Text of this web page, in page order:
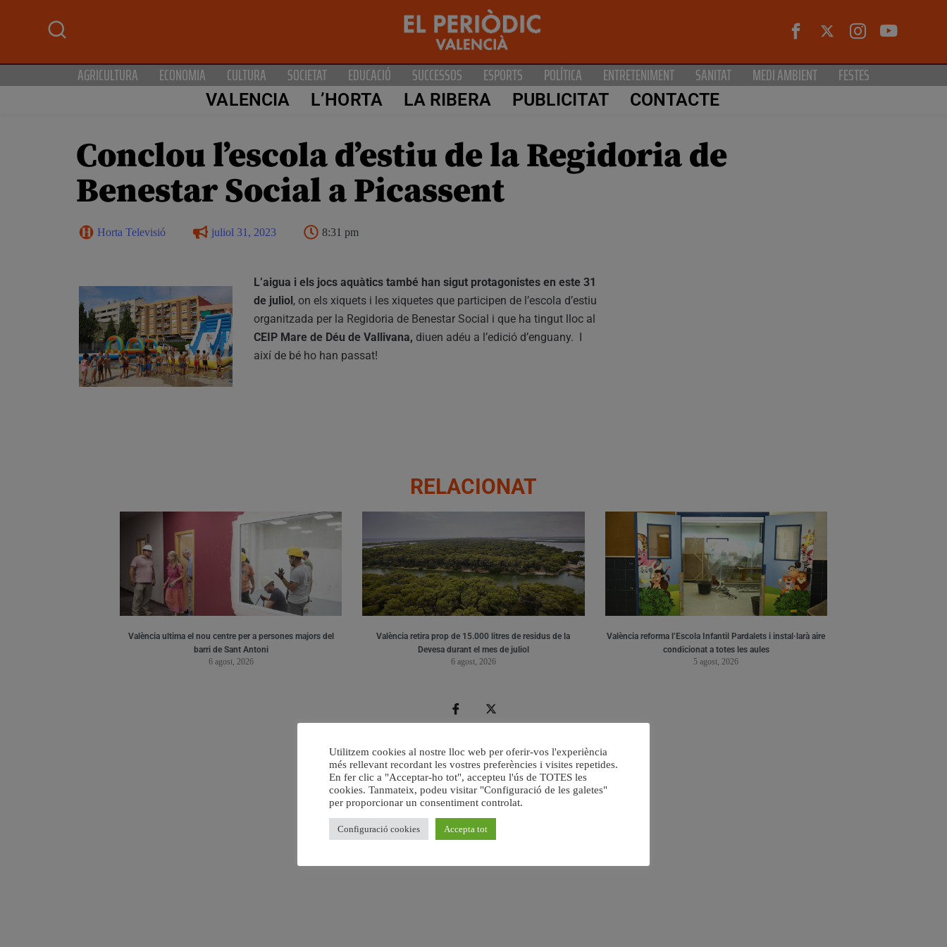
AGRICULTURA ECONOMIA CULTURA SOCIETAT EDUCACIÓ SUCCESSOS ESPORTS POLÍTICA ENTRETENIMENT SANITAT MEDI AMBIENT FESTES
VALENCIA L’HORTA LA RIBERA PUBLICITAT CONTACTE
Conclou l’escola d’estiu de la Regidoria de
Benestar Social a Picassent
Horta Televisió juliol 31, 2023 8:31 pm
L’aigua i els jocs aquàtics també han sigut protagonistes en este 31
de juliol, on els xiquets i les xiquetes que participen de l’escola d’estiu
organitzada per la Regidoria de Benestar Social i que ha tingut lloc al
CEIP Mare de Déu de Vallivana, diuen adéu a l’edició d’enguany. I
així de bé ho han passat!
RELACIONAT
València ultima el nou centre per a persones majors del
barri de Sant Antoni
6 agost, 2026
València retira prop de 15.000 litres de residus de la
Devesa durant el mes de juliol
6 agost, 2026
València reforma l’Escola Infantil Pardalets i instal·larà aire
condicionat a totes les aules
5 agost, 2026
Utilitzem cookies al nostre lloc web per oferir-vos l'experiència
més rellevant recordant les vostres preferències i visites repetides.
En fer clic a "Acceptar-ho tot", accepteu l'ús de TOTES les
cookies. Tanmateix, podeu visitar "Configuració de les galetes"
per proporcionar un consentiment controlat.
Configuració cookies Accepta tot